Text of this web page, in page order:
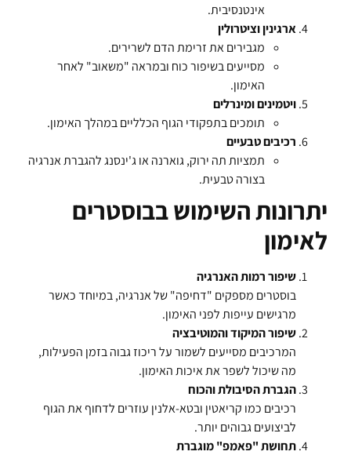
אינטנסיבית.
ארגינין וציטרולין
מגבירים את זרימת הדם לשרירים.
מסייעים בשיפור כוח ובמראה "משאוב" לאחר
האימון.
ויטמינים ומינרלים
תומכים בתפקודי הגוף הכלליים במהלך האימון.
רכיבים טבעיים
תמציות תה ירוק, גוארנה או ג'ינסנג להגברת אנרגיה
בצורה טבעית.
יתרונות השימוש בבוסטרים
לאימון
שיפור רמות האנרגיה
בוסטרים מספקים "דחיפה" של אנרגיה, במיוחד כאשר
מרגישים עייפות לפני האימון.
שיפור המיקוד והמוטיבציה
המרכיבים מסייעים לשמור על ריכוז גבוה בזמן הפעילות,
מה שיכול לשפר את איכות האימון.
הגברת הסיבולת והכוח
רכיבים כמו קריאטין ובטא-אלנין עוזרים לדחוף את הגוף
לביצועים גבוהים יותר.
תחושת "פאמפ" מוגברת